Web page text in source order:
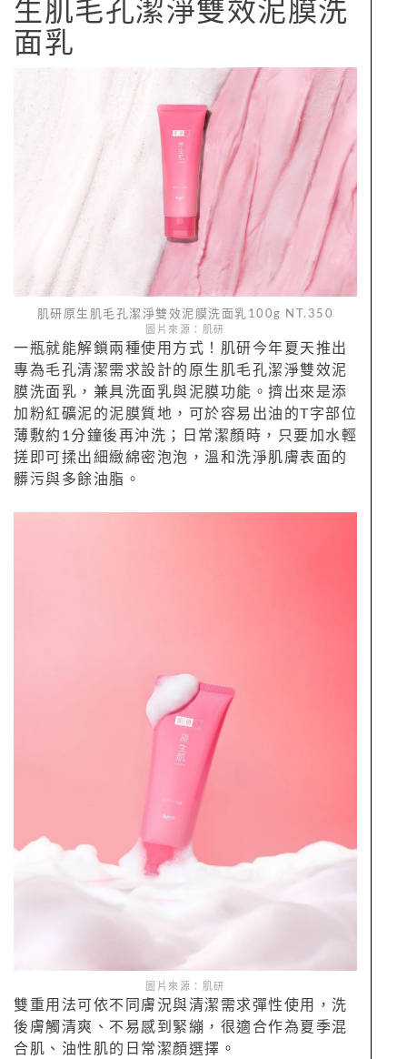
生肌毛孔潔淨雙效泥膜洗
面乳
肌研原生肌毛孔潔淨雙效泥膜洗面乳100g NT.350
圖片來源：肌研
一瓶就能解鎖兩種使用方式！肌研今年夏天推出
專為毛孔清潔需求設計的原生肌毛孔潔淨雙效泥
膜洗面乳，兼具洗面乳與泥膜功能。擠出來是添
加粉紅礦泥的泥膜質地，可於容易出油的T字部位
薄敷約1分鐘後再沖洗；日常潔顏時，只要加水輕
搓即可揉出細緻綿密泡泡，溫和洗淨肌膚表面的
髒污與多餘油脂。
圖片來源：肌研
雙重用法可依不同膚況與清潔需求彈性使用，洗
後膚觸清爽、不易感到緊繃，很適合作為夏季混
合肌、油性肌的日常潔顏選擇。